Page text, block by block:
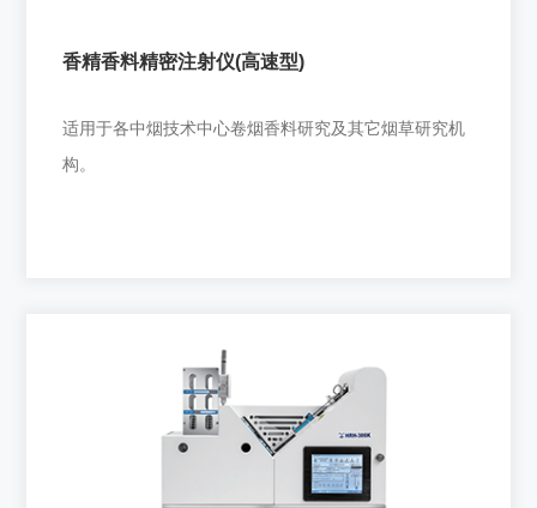
香精香料精密注射仪(高速型)
适用于各中烟技术中心卷烟香料研究及其它烟草研究机
构。
香精香料精密注射仪(高速型)